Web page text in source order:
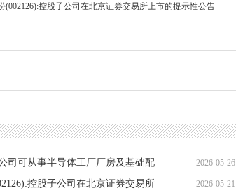
(002126):控股子公司在北京证券交易所上市的提示性公告
司可从事半导体工厂厂房及基础配
2026-05-26
17:08:38
控股子公司在北京证券交易所
2026-05-21